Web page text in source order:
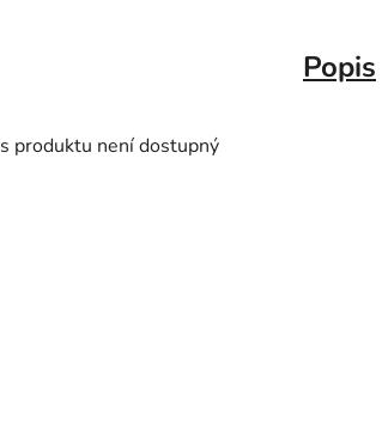
Popis
produktu není dostupný